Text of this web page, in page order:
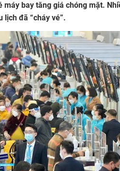
bay tăng giá chóng mặt.
lịch đã “cháy vé”.